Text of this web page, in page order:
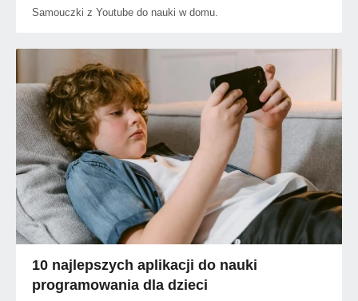
Samouczki z Youtube do nauki w domu.
10 najlepszych aplikacji do nauki
programowania dla dzieci